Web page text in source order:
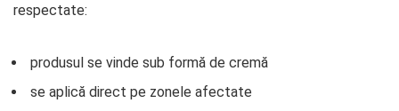
respectate:
produsul se vinde sub formă de cremă
se aplică direct pe zonele afectate